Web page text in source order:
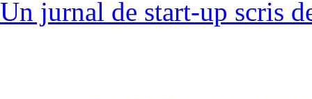
Un jurnal de start-up scris